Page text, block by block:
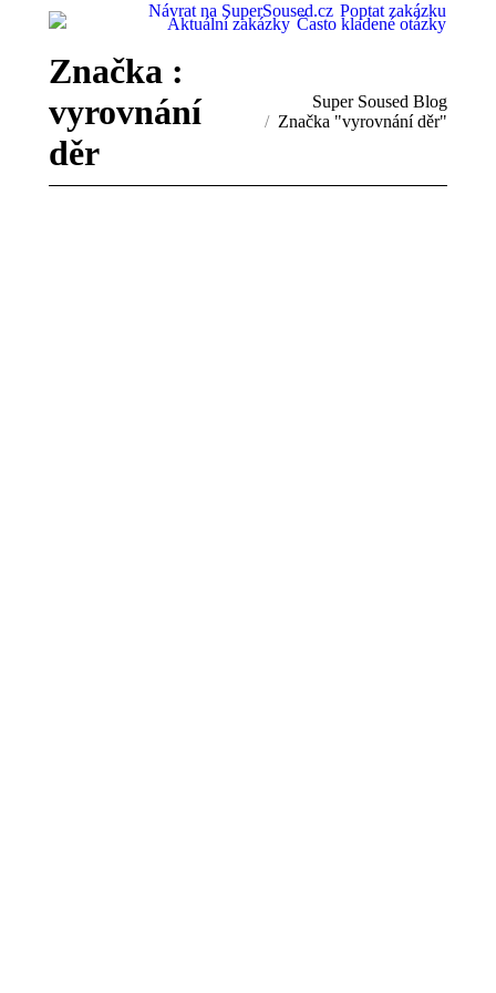
Návrat na SuperSoused.cz Poptat zakázku
Aktuální zakázky Často kladené otázky
Značka :
vyrovnání
děr
You are here:Super Soused Blog
Značka "vyrovnání děr"